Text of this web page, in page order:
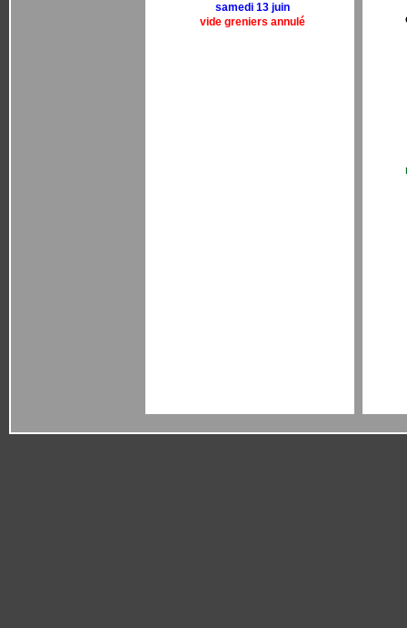
samedi 13 juin
vide greniers annulé